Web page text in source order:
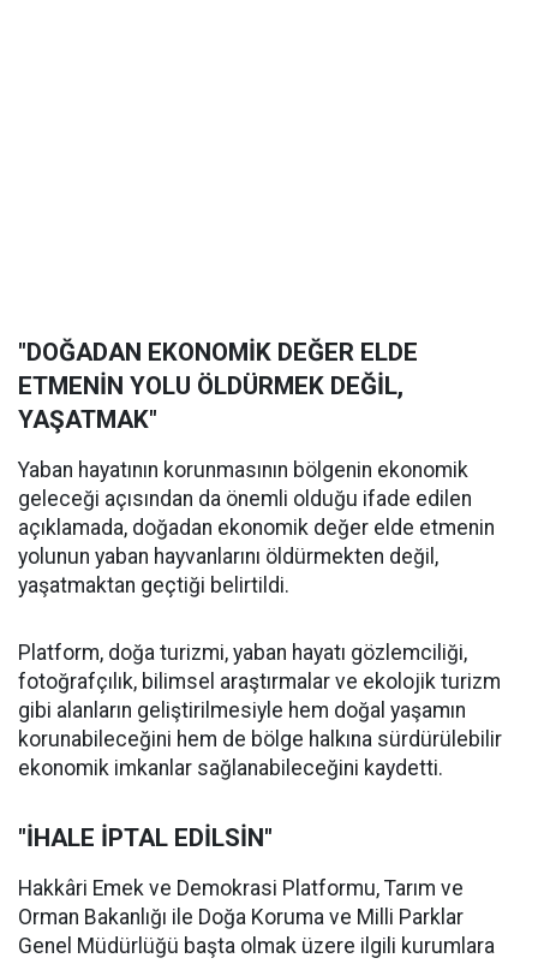
"DOĞADAN EKONOMİK DEĞER ELDE
ETMENİN YOLU ÖLDÜRMEK DEĞİL,
YAŞATMAK"
Yaban hayatının korunmasının bölgenin ekonomik
geleceği açısından da önemli olduğu ifade edilen
açıklamada, doğadan ekonomik değer elde etmenin
yolunun yaban hayvanlarını öldürmekten değil,
yaşatmaktan geçtiği belirtildi.
Platform, doğa turizmi, yaban hayatı gözlemciliği,
fotoğrafçılık, bilimsel araştırmalar ve ekolojik turizm
gibi alanların geliştirilmesiyle hem doğal yaşamın
korunabileceğini hem de bölge halkına sürdürülebilir
ekonomik imkanlar sağlanabileceğini kaydetti.
"İHALE İPTAL EDİLSİN"
Hakkâri Emek ve Demokrasi Platformu, Tarım ve
Orman Bakanlığı ile Doğa Koruma ve Milli Parklar
Genel Müdürlüğü başta olmak üzere ilgili kurumlara